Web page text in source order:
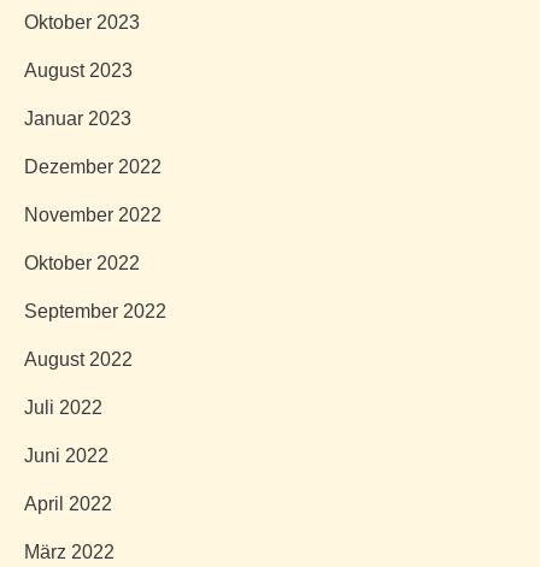
Oktober 2023
August 2023
Januar 2023
Dezember 2022
November 2022
Oktober 2022
September 2022
August 2022
Juli 2022
Juni 2022
April 2022
März 2022